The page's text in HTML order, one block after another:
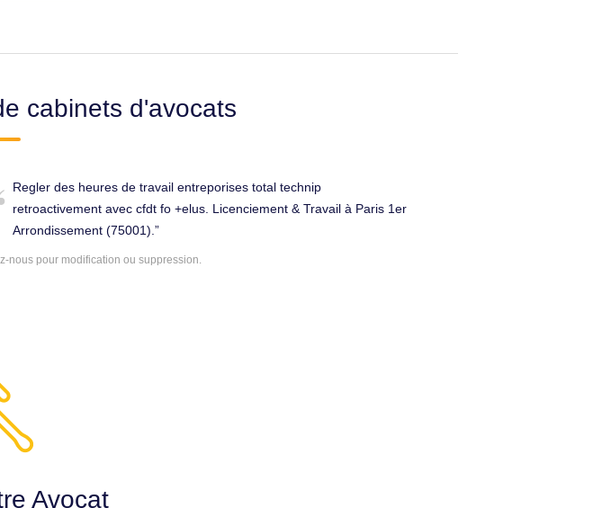
cabinets d'avocats
Regler des heures de travail entreporises total technip
retroactivement avec cfdt fo +elus. Licenciement & Travail à Paris 1er
Arrondissement (75001).
nous pour modification ou suppression.
Avocat